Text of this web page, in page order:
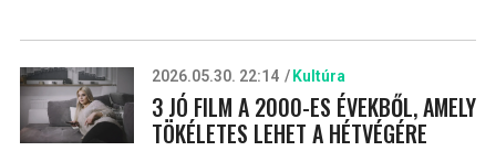
2026.05.30. 22:14 Kultúra
3 JÓ FILM A 2000-ES ÉVEKBŐL, AMELY
TÖKÉLETES LEHET A HÉTVÉGÉRE